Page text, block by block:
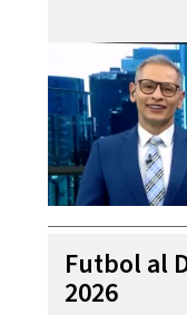
Futbol al
2026